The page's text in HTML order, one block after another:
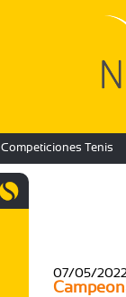
Competiciones Tenis
07/05/